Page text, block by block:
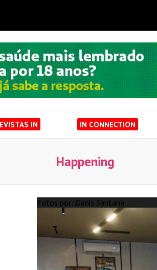
IN IN CONNECTION
Happening
Fotos por: Denis Santana